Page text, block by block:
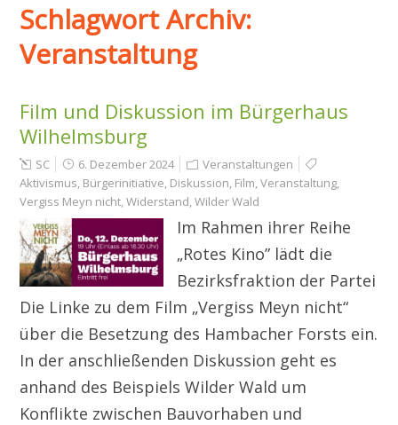
Schlagwort Archiv:
Veranstaltung
Film und Diskussion im Bürgerhaus
Wilhelmsburg
SC 6. Dezember 2024
Veranstaltungen
Aktivismus, Bürgerinitiative, Diskussion, Film,Veranstaltung,
Vergiss Meyn nicht,Widerstand,Wilder Wald
Im Rahmen ihrer Reihe
„Rotes Kino” lädt die
Bezirksfraktion der Partei
Die Linke zu dem Film „Vergiss Meyn nicht“
über die Besetzung des Hambacher Forsts ein.
In der anschließenden Diskussion geht es
anhand des Beispiels Wilder Wald um
Konflikte zwischen Bauvorhaben und